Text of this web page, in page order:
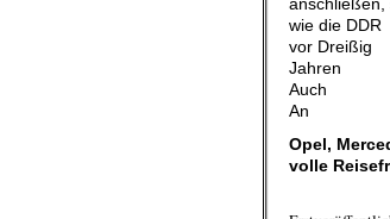
wie die DDR
vor Dreißig
Jahren
Auch
An
Opel,
volle